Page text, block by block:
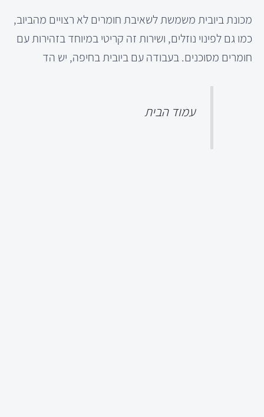
מכונת ביובית משמשת לשאיבת חומרים לא רצויים מהביוב,
כמו גם לפינוי נוזלים, ושירות זה קריטי במיוחד בזהירות עם
חומרים מסוכנים. בעבודה עם ביובית בחיפה, יש הד
עמוד הבית